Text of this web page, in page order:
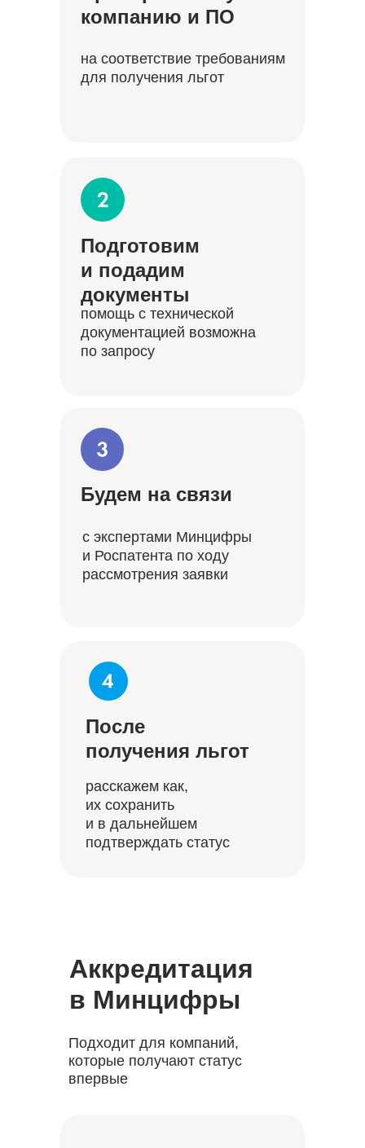
Подготовим
и подадим
документы
помощь с технической
документацией возможна
по запросу
Будем на связи
c экспертами Минцифры
и Роспатента по ходу
рассмотрения заявки
компанию и ПО
на соответствие требованиям
для получения льгот
После
получения льгот
расскажем как,
их сохранить
и в дальнейшем
подтверждать статус
Аккредитация
в Минцифры
Подходит для компаний,
которые получают статус
впервые